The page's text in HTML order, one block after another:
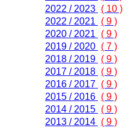
2022 / 2023 ( 10 )
2022 / 2021
( 9 )
2020 / 2021
( 9 )
2019 / 2020 ( 7 )
2018 / 2019 ( 9 )
2017 / 2018 ( 9 )
2016 / 2017 ( 9 )
2015 / 2016 ( 9 )
2014 / 2015 ( 9 )
2013 / 2014 ( 9 )